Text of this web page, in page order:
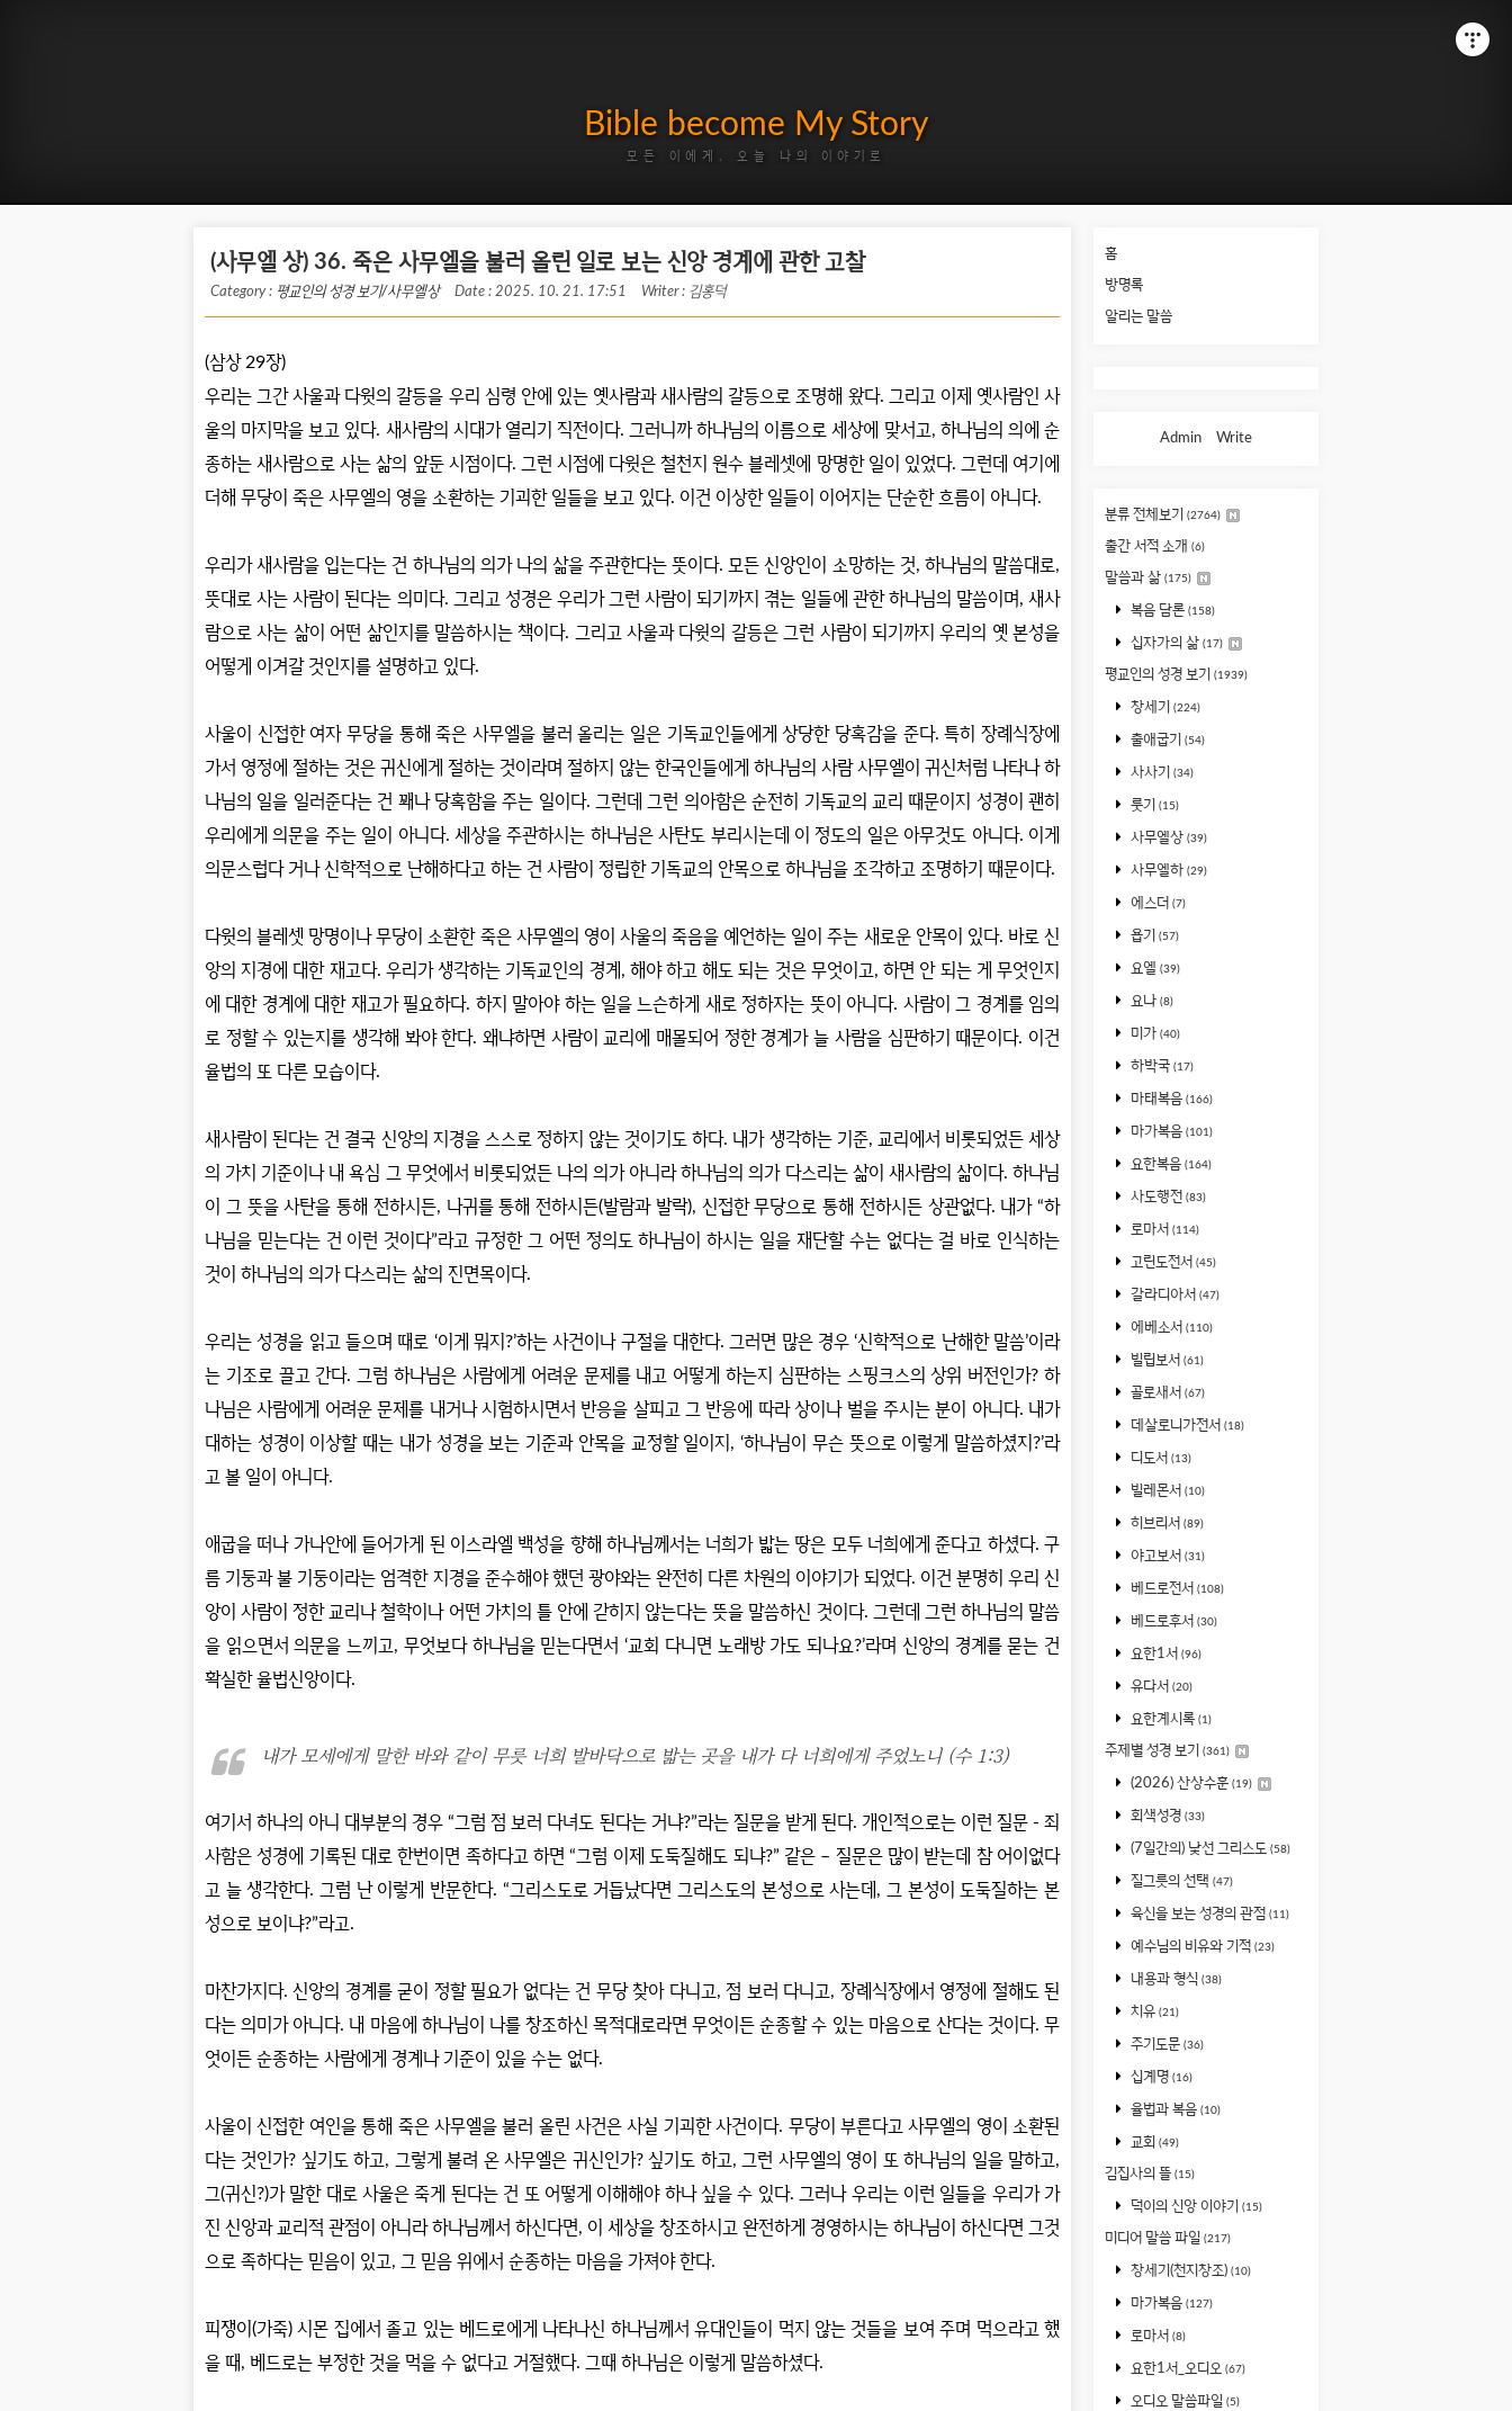
Bible become My Story
모든 이에게, 오늘 나의 이야기로
(사무엘 상) 36. 죽은 사무엘을 불러 올린 일로 보는 신앙 경계에 관한 고찰
Category : 평교인의 성경 보기/사무엘상 Date : 2025. 10. 21. 17:51 Writer : 김홍덕
(삼상29장)
우리는 그간 사울과 다윗의 갈등을 우리 심령 안에 있는 옛사람과 새사람의 갈등으로 조명해 왔다. 그리고 이제 옛사람인 사
울의 마지막을 보고 있다. 새사람의 시대가 열리기 직전이다. 그러니까 하나님의 이름으로 세상에 맞서고, 하나님의 의에 순
종하는 새사람으로 사는 삶의 앞둔 시점이다. 그런 시점에 다윗은 철천지 원수 블레셋에 망명한 일이 있었다. 그런데 여기에
더해 무당이 죽은 사무엘의 영을 소환하는 기괴한 일들을 보고 있다. 이건 이상한 일들이 이어지는 단순한 흐름이 아니다.
우리가 새사람을 입는다는 건 하나님의 의가 나의 삶을 주관한다는 뜻이다. 모든 신앙인이 소망하는 것, 하나님의 말씀대로,
뜻대로 사는 사람이 된다는 의미다. 그리고 성경은 우리가 그런 사람이 되기까지 겪는 일들에 관한 하나님의 말씀이며, 새사
람으로 사는 삶이 어떤 삶인지를 말씀하시는 책이다. 그리고 사울과 다윗의 갈등은 그런 사람이 되기까지 우리의 옛 본성을
어떻게 이겨갈 것인지를 설명하고 있다.
사울이 신접한 여자 무당을 통해 죽은 사무엘을 불러 올리는 일은 기독교인들에게 상당한 당혹감을 준다.특히 장례식장에
가서 영정에 절하는 것은 귀신에게 절하는 것이라며 절하지 않는 한국인들에게 하나님의 사람 사무엘이 귀신처럼 나타나 하
나님의 일을 일러준다는 건 꽤나 당혹함을 주는 일이다. 그런데 그런 의아함은 순전히 기독교의 교리 때문이지 성경이 괜히
우리에게 의문을 주는 일이 아니다.세상을 주관하시는 하나님은 사탄도 부리시는데 이 정도의 일은 아무것도 아니다. 이게
의문스럽다 거나 신학적으로 난해하다고 하는 건 사람이 정립한 기독교의 안목으로 하나님을 조각하고 조명하기 때문이다.
다윗의 블레셋 망명이나 무당이 소환한 죽은 사무엘의 영이 사울의 죽음을 예언하는 일이 주는 새로운 안목이 있다. 바로 신
앙의 지경에 대한 재고다. 우리가 생각하는 기독교인의 경계 , 해야 하고 해도 되는 것은 무엇이고,하면 안 되는 게 무엇인지
에 대한 경계에 대한 재고가 필요하다. 하지 말아야 하는 일을 느슨하게 새로 정하자는 뜻이 아니다. 사람이 그 경계를 임의
로 정할 수 있는지를 생각해 봐야 한다. 왜냐하면 사람이 교리에 매몰되어 정한 경계가 늘 사람을 심판하기 때문이다. 이건
율법의 또 다른 모습이다.
새사람이 된다는 건 결국 신앙의 지경을 스스로 정하지 않는 것이기도 하다.내가 생각하는 기준, 교리에서 비롯되었든 세상
의 가치 기준이나 내 욕심 그 무엇에서 비롯되었든 나의 의가 아니라 하나님의 의가 다스리는 삶이 새사람의 삶이다.하나님
이 그 뜻을 사탄을 통해 전하시든, 나귀를 통해 전하시든(발람과 발락), 신접한 무당으로 통해 전하시든 상관없다.내가 “하
나님을 믿는다는 건 이런 것이다”라고 규정한 그 어떤 정의도 하나님이 하시는 일을 재단할 수는 없다는 걸 바로 인식하는
것이 하나님의 의가 다스리는 삶의 진면목이다.
우리는 성경을 읽고 들으며 때로 ‘이게 뭐지?’하는 사건이나 구절을 대한다. 그러면 많은 경우‘신학적으로 난해한 말씀’이라
는 기조로 끌고 간다. 그럼 하나님은 사람에게 어려운 문제를 내고 어떻게 하는지 심판하는 스핑크스의 상위 버전인가? 하
나님은 사람에게 어려운 문제를 내거나 시험하시면서 반응을 살피고 그 반응에 따라 상이나 벌을 주시는 분이 아니다. 내가
대하는 성경이 이상할 때는 내가 성경을 보는 기준과 안목을 교정할 일이지 , ‘하나님이 무슨 뜻으로 이렇게 말씀하셨지?’라
고 볼 일이 아니다.
애굽을 떠나 가나안에 들어가게 된 이스라엘 백성을 향해 하나님께서는 너희가 밟는 땅은 모두 너희에게 준다고 하셨다. 구
름 기둥과 불 기둥이라는 엄격한 지경을 준수해야 했던 광야와는 완전히 다른 차원의 이야기가 되었다. 이건 분명히 우리 신
앙이 사람이 정한 교리나 철학이나 어떤 가치의 틀 안에 갇히지 않는다는 뜻을 말씀하신 것이다. 그런데 그런 하나님의 말씀
을 읽으면서 의문을 느끼고, 무엇보다 하나님을 믿는다면서‘교회 다니면 노래방 가도 되나요?’라며 신앙의 경계를 묻는 건
확실한 율법신앙이다.
내가 모세에게 말한 바와 같이 무릇 너희 발바닥으로 밟는 곳을 내가 다 너희에게 주었노니 (수 1:3)
여기서 하나의 아니 대부분의 경우“그럼 점 보러 다녀도 된다는 거냐?”라는 질문을 받게 된다. 개인적으로는 이런 질문-죄
사함은 성경에 기록된 대로 한번이면 족하다고 하면“그럼 이제 도둑질해도 되냐?” 같은 – 질문은 많이 받는데 참 어이없다
고 늘 생각한다. 그럼 난 이렇게 반문한다. “그리스도로 거듭났다면 그리스도의 본성으로 사는데 , 그 본성이 도둑질하는 본
성으로 보이냐?”라고.
마찬가지다.신앙의 경계를 굳이 정할 필요가 없다는 건 무당 찾아 다니고,점 보러 다니고, 장례식장에서 영정에 절해도 된
다는 의미가 아니다.내 마음에 하나님이 나를 창조하신 목적대로라면 무엇이든 순종할 수 있는 마음으로 산다는 것이다. 무
엇이든 순종하는 사람에게 경계나 기준이 있을 수는 없다.
사울이 신접한 여인을 통해 죽은 사무엘을 불러 올린 사건은 사실 기괴한 사건이다. 무당이 부른다고 사무엘의 영이 소환된
다는 것인가? 싶기도 하고, 그렇게 불려 온 사무엘은 귀신인가?싶기도 하고, 그런 사무엘의 영이 또 하나님의 일을 말하고,
그(귀신?)가 말한 대로 사울은 죽게 된다는 건 또 어떻게 이해해야 하나 싶을 수 있다. 그러나 우리는 이런 일들을 우리가 가
진 신앙과 교리적 관점이 아니라 하나님께서 하신다면, 이 세상을 창조하시고 완전하게 경영하시는 하나님이 하신다면 그것
으로 족하다는 믿음이 있고, 그 믿음 위에서 순종하는 마음을 가져야 한다.
피쟁이 (가죽)시몬 집에서 졸고 있는 베드로에게 나타나신 하나님께서 유대인들이 먹지 않는 것들을 보여 주며 먹으라고 했
을 때, 베드로는 부정한 것을 먹을 수 없다고 거절했다. 그때 하나님은 이렇게 말씀하셨다.
홈
방명록
알리는 말씀
Admin Write
분류 전체보기 (2764)
출간 서적 소개 (6)
말씀과 삶 (175)
복음 담론 (158)
십자가의 삶 (17)
평교인의 성경 보기 (1939)
창세기 (224)
출애굽기 (54)
사사기 (34)
룻기 (15)
사무엘상 (39)
사무엘하 (29)
에스더 (7)
욥기 (57)
요엘 (39)
요나 (8)
미가 (40)
하박국 (17)
마태복음 (166)
마가복음 (101)
요한복음 (164)
사도행전 (83)
로마서 (114)
고린도전서 (45)
갈라디아서 (47)
에베소서 (110)
빌립보서 (61)
골로새서 (67)
데살로니가전서 (18)
디도서 (13)
빌레몬서 (10)
히브리서 (89)
야고보서 (31)
베드로전서 (108)
베드로후서 (30)
요한1서 (96)
유다서 (20)
요한계시록 (1)
주제별 성경 보기 (361)
(2026) 산상수훈 (19)
회색성경 (33)
(7일간의) 낯선 그리스도 (58)
질그릇의 선택 (47)
육신을 보는 성경의 관점 (11)
예수님의 비유와 기적 (23)
내용과 형식 (38)
치유 (21)
주기도문 (36)
십계명 (16)
율법과 복음 (10)
교회 (49)
김집사의 뜰 (15)
덕이의 신앙 이야기 (15)
미디어 말씀 파일 (217)
창세기(천지창조) (10)
마가복음 (127)
로마서 (8)
요한1서_오디오 (67)
오디오 말씀파일 (5)